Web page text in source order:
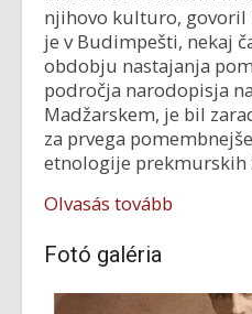
njihovo kulturo, govoril
je v Budimpešti, nekaj
obdobju nastajanja
področja narodopisja
Madžarskem, je bil
za prvega
etnologije prekmurskih
Olvasás tovább
Fotó galéria